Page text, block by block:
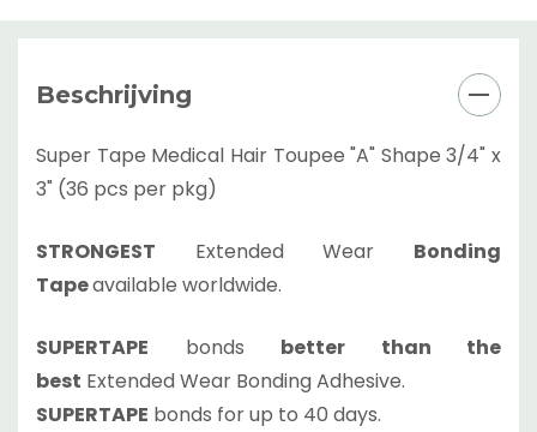
Beschrijving
Super Tape Medical Hair Toupee "A" Shape 3/4" x
3" (36 pcs per pkg)
STRONGEST Extended Wear Bonding
Tapeavailable worldwide.
SUPERTAPE bonds better than the
best Extended Wear Bonding Adhesive.
SUPERTAPE bonds for up to 40 days.